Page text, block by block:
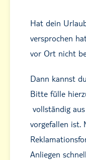
Hat dein
versprochen
vor Ort nicht
Dann kannst
Bitte fülle
vollständig
vorgefallen ist.
Anliegen